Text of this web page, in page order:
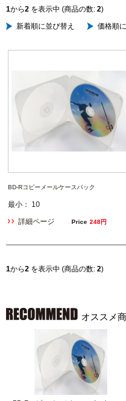
1から2 を表示中 (商品の数: 2)
新着順に並び替え
価格順
BD-Rコピーメールケースパック
最小： 10
詳細ページ
Price 248円
1から2 を表示中 (商品の数: 2)
オススメ